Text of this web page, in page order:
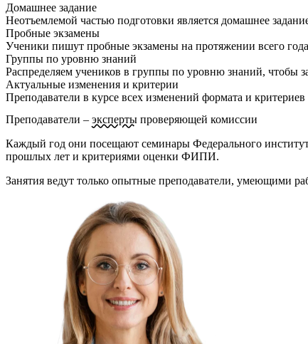
Домашнее задание
Неотъемлемой частью подготовки является домашнее
Пробные экзамены
Ученики пишут пробные экзамены на протяжении всего
Группы по уровню знаний
Распределяем учеников в группы по уровню знаний, чтобы
Актуальные изменения и критерии
Преподаватели в курсе всех изменений формата и критериев
Преподаватели – эксперты проверяющей комиссии
Каждый год они посещают семинары Федерального
прошлых лет и критериями оценки ФИПИ.
Занятия ведут только опытные преподаватели, умеющими